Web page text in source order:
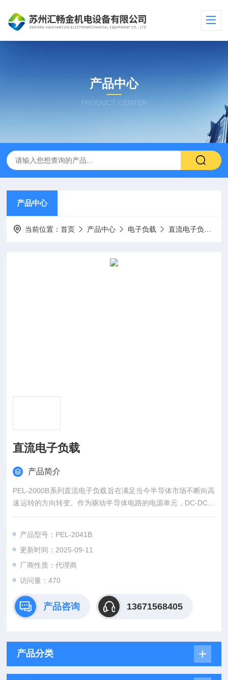
产品中心
PRODUCT CENTER
产品中心
当前位置：首页 产品中心 电子负载 直流电子负载
直流电子负载
产品简介
PEL-2000B系列直流电子负载旨在满足当今半导体市场不断向高
速运转的方向转变。作为驱动半导体电路的电源单元，DC-DC转
换器和电池，必须遵循这种转换，电源设计，质量检查和使用高
产品型号：PEL-2041B
更新时间：2025-09-11
厂商性质：代理商
访问量：470
产品咨询 13671568405
产品分类